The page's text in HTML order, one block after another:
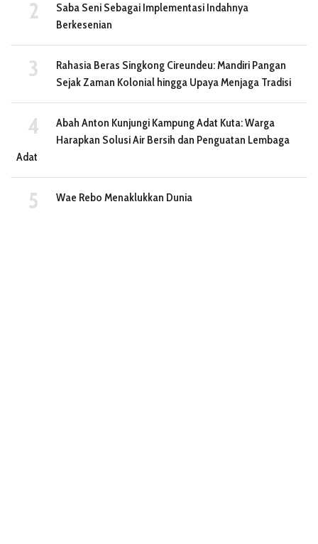
Saba Seni Sebagai Implementasi Indahnya
Berkesenian
Rahasia Beras Singkong Cireundeu: Mandiri Pangan
Sejak Zaman Kolonial hingga Upaya Menjaga Tradisi
Abah Anton Kunjungi Kampung Adat Kuta: Warga
Harapkan Solusi Air Bersih dan Penguatan Lembaga
Adat
Wae Rebo Menaklukkan Dunia